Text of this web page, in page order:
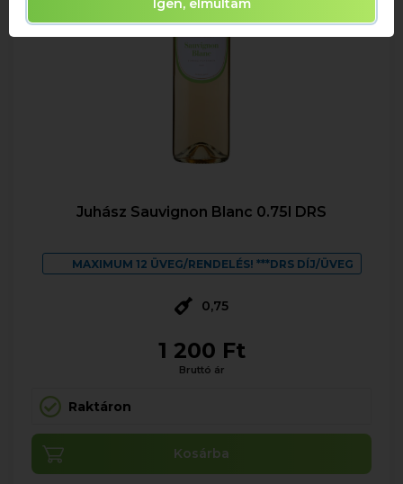
Juhász Sauvignon Blanc 0.75l DRS
MAXIMUM 12 ÜVEG/RENDELÉS! ***DRS DÍJ/ÜVEG
0,75
1 200 Ft
Bruttó ár
Raktáron
Kosárba
Igen, elmúltam